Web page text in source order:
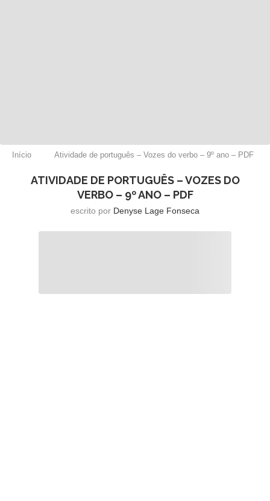
Início Atividade de português – Vozes do verbo – 9º ano – PDF
ATIVIDADE DE PORTUGUÊS – VOZES DO
VERBO – 9º ANO – PDF
escrito por Denyse Lage Fonseca